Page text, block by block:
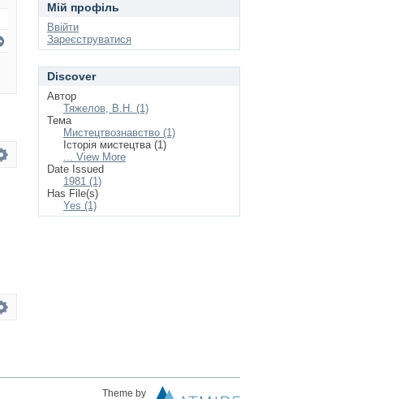
Мій профіль
Ввійти
Зареєструватися
Discover
Автор
Тяжелов, В.Н. (1)
Тема
Мистецтвознавство (1)
Історія мистецтва (1)
... View More
Date Issued
1981 (1)
Has File(s)
Yes (1)
Theme by